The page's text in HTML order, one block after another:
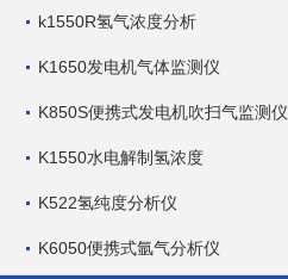
k1550R氢气浓度分析
K1650发电机气体监测仪
K850S便携式发电机吹扫气监测仪
K1550水电解制氢浓度
K522氢纯度分析仪
K6050便携式氩气分析仪